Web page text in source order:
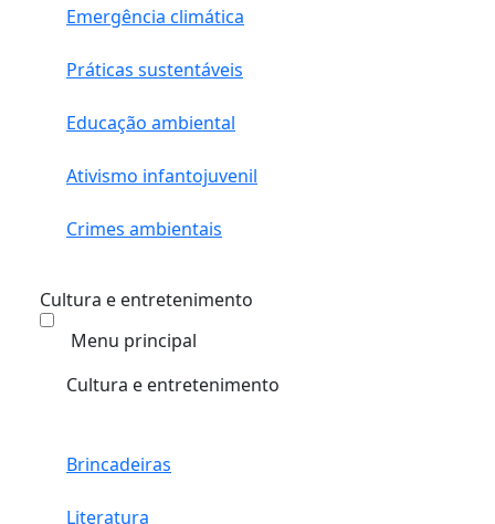
Emergência climática
Práticas sustentáveis
Educação ambiental
Ativismo infantojuvenil
Crimes ambientais
Cultura e entretenimento
Menu principal
Cultura e entretenimento
Brincadeiras
Literatura